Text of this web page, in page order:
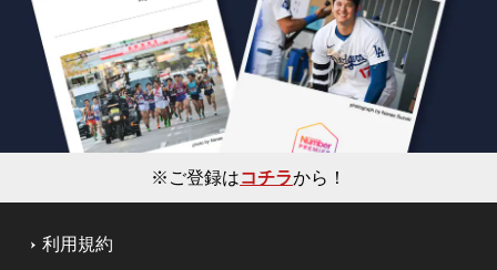
※ご登録はコチラから！
利用規約